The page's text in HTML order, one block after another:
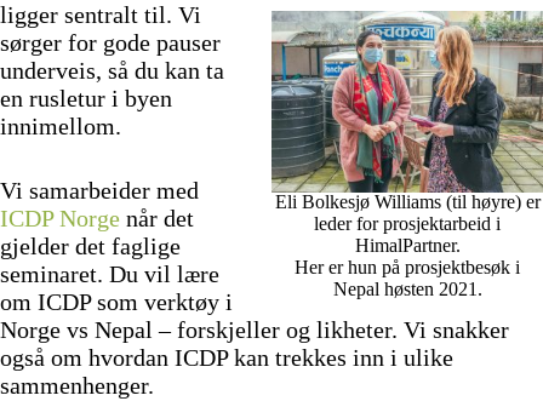
Eli Bolkesjø Williams (til høyre) er
leder for prosjektarbeid i
HimalPartner.
Her er hun på prosjektbesøk i
Nepal høsten 2021.
ligger sentralt til. Vi
sørger for gode pauser
underveis, så du kan ta
en rusletur i byen
innimellom.
Vi samarbeider med
ICDP Norge når det
gjelder det faglige
seminaret. Du vil lære
om ICDP som verktøy i
Norge vs Nepal – forskjeller og likheter. Vi snakker
også om hvordan ICDP kan trekkes inn i ulike
sammenhenger.